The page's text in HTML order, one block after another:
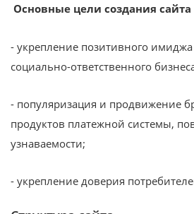
Основные цели создания сайта
- укрепление позитивного имиджа
социально-ответственного
- популяризация и продвижение
продуктов платежной системы,
узнаваемости;
- укрепление доверия